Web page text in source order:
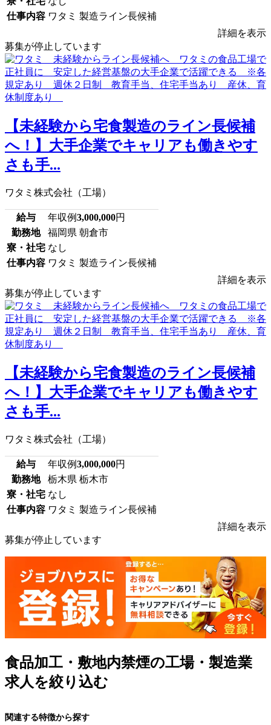
仕事内容 ワタミ 製造ライン長候補
詳細を表示
募集が停止しています
【未経験から宅食製造のライン長候補
へ！】大手企業でキャリアも働きやす
さも手...
ワタミ株式会社（工場）
給与 年収例3,000,000円
勤務地
福岡県 朝倉市
寮・社宅 なし
仕事内容 ワタミ 製造ライン長候補
詳細を表示
募集が停止しています
【未経験から宅食製造のライン長候補
へ！】大手企業でキャリアも働きやす
さも手...
ワタミ株式会社（工場）
給与 年収例3,000,000円
勤務地
栃木県 栃木市
寮・社宅 なし
仕事内容 ワタミ 製造ライン長候補
詳細を表示
募集が停止しています
食品加工・敷地内禁煙の工場・製造業
求人を絞り込む
関連する特徴から探す